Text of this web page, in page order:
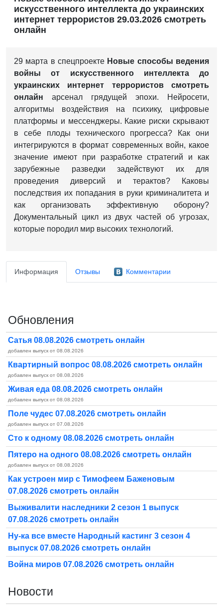
искусственного интеллекта до украинских
интернет террористов 29.03.2026 смотреть
онлайн
29 марта в спецпроекте Новые способы ведения
войны от искусственного интеллекта до
украинских интернет террористов смотреть
онлайн арсенал грядущей эпохи. Нейросети,
алгоритмы воздействия на психику, цифровые
платформы и мессенджеры. Какие риски скрывают
в себе плоды технического прогресса? Как они
интегрируются в формат современных войн, какое
значение имеют при разработке стратегий и как
зарубежные разведки задействуют их для
проведения диверсий и терактов? Каковы
последствия их попадания в руки криминалитета и
как организовать эффективную оборону?
Документальный цикл из двух частей об угрозах,
которые породил мир высоких технологий.
Информация Отзывы Комментарии
Обновления
Сатья 08.08.2026 смотреть онлайн
добавлен выпуск от 08.08.2026
Квартирный вопрос 08.08.2026 смотреть онлайн
добавлен выпуск от 08.08.2026
Живая еда 08.08.2026 смотреть онлайн
добавлен выпуск от 08.08.2026
Поле чудес 07.08.2026 смотреть онлайн
добавлен выпуск от 07.08.2026
Сто к одному 08.08.2026 смотреть онлайн
Пятеро на одного 08.08.2026 смотреть онлайн
добавлен выпуск от 08.08.2026
Как устроен мир с Тимофеем Баженовым
07.08.2026 смотреть онлайн
Выживалити наследники 2 сезон 1 выпуск
07.08.2026 смотреть онлайн
Ну-ка все вместе Народный кастинг 3 сезон 4
выпуск 07.08.2026 смотреть онлайн
Война миров 07.08.2026 смотреть онлайн
Новости